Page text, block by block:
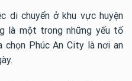
di chuyển ở khu vực huyện
là một trong những yếu tố
chọn Phúc An City là nơi an